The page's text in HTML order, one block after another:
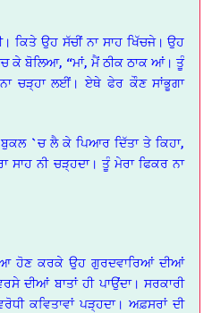
ਕਿਤੇ ਉਹ ਸੱਚੀਂ ਨਾ ਸਾਹ ਖਿੱਚਜੇ। ਉਹ
ਕੇ ਬੋਲਿਆ, “ਮਾਂ, ਮੈਂ ਠੀਕ ਠਾਕ ਆਂ। ਤੂੰ
ਚੜ੍ਹਾ ਲਈਂ। ਏਥੇ ਫੇਰ ਕੌਣ ਸਾਂਭੂਗਾ
`ਚ ਲੈ ਕੇ ਪਿਆਰ ਦਿੱਤਾ ਤੇ ਕਿਹਾ,
ਸਾਹ ਨੀ ਚੜ੍ਹਦਾ। ਤੂੰ ਮੇਰਾ ਫਿਕਰ ਨਾ
ਹੋਣ ਕਰਕੇ ਉਹ ਗੁਰਦਵਾਰਿਆਂ ਦੀਆਂ
ਦੀਆਂ ਬਾਤਾਂ ਹੀ ਪਾਉਂਦਾ। ਸਰਕਾਰੀ
ਕਵਿਤਾਵਾਂ ਪੜ੍ਹਦਾ। ਅਫ਼ਸਰਾਂ ਦੀ